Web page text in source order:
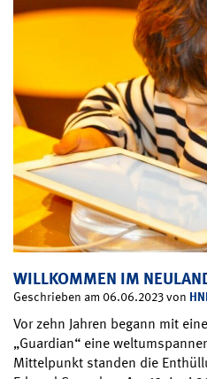
WILLKOMMEN IM
Geschrieben am 06.06.2023 von
Vor zehn Jahren begann mit
„Guardian“ eine
Mittelpunkt standen die